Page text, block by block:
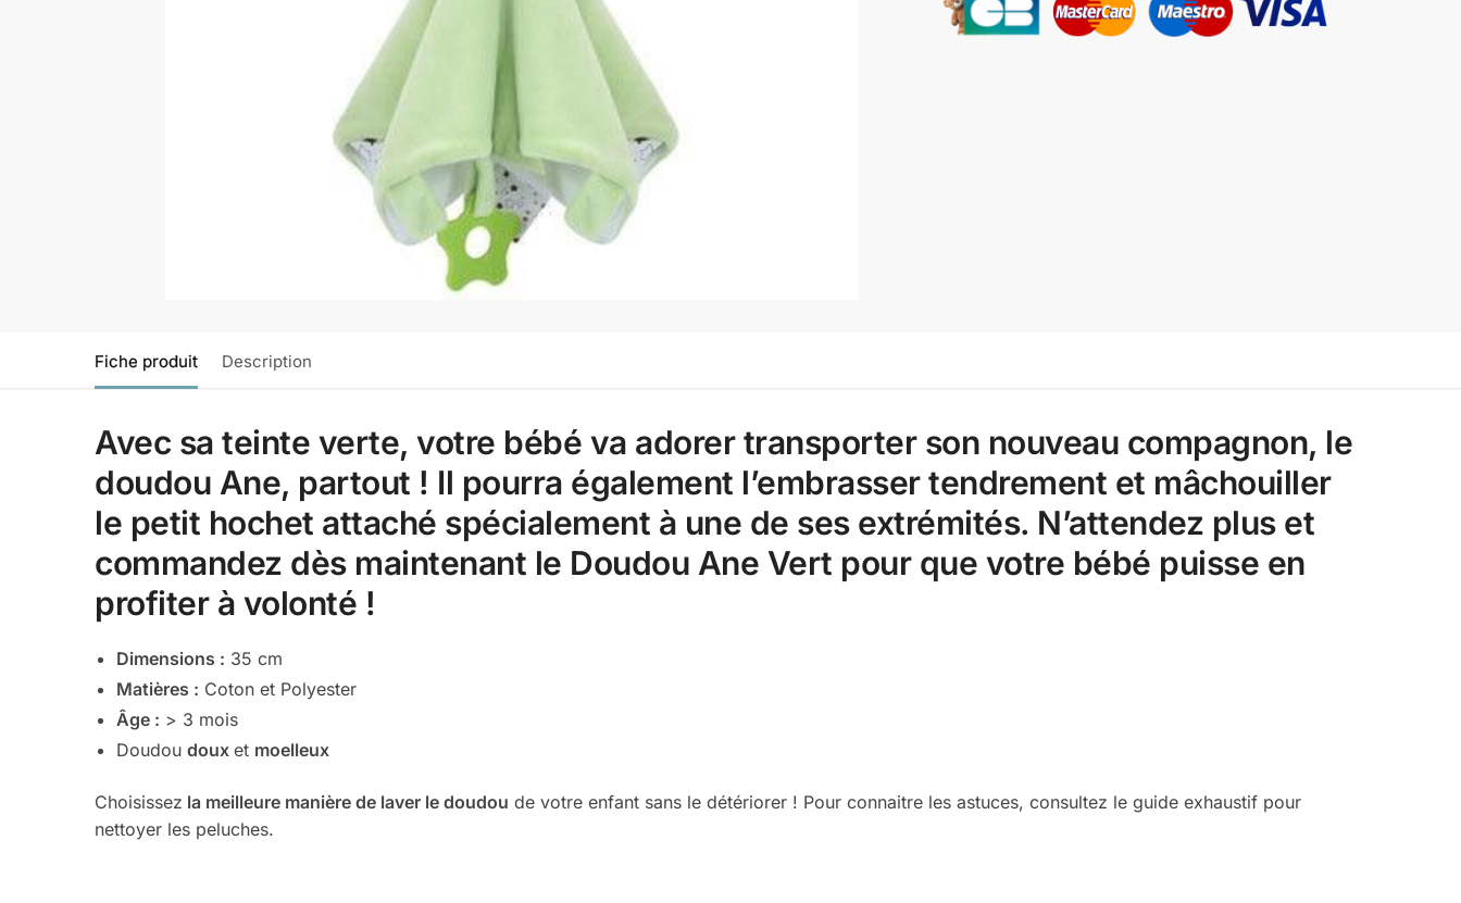
Fiche produit Description
Avec sa teinte verte, votre bébé va adorer transporter son nouveau compagnon, le
doudou Ane, partout ! Il pourra également l’embrasser tendrement et mâchouiller
le petit hochet attaché spécialement à une de ses extrémités. N’attendez plus et
commandez dès maintenant le Doudou Ane Vert pour que votre bébé puisse en
profiter à volonté !
Dimensions : 35cm
Matières : Coton et Polyester
Âge : > 3 mois
Doudou doux et moelleux
Choisissez la meilleure manière de laver le doudou de votre enfant sans le détériorer ! Pour connaitre les astuces, consultez le guide exhaustif pour
nettoyer les peluches.